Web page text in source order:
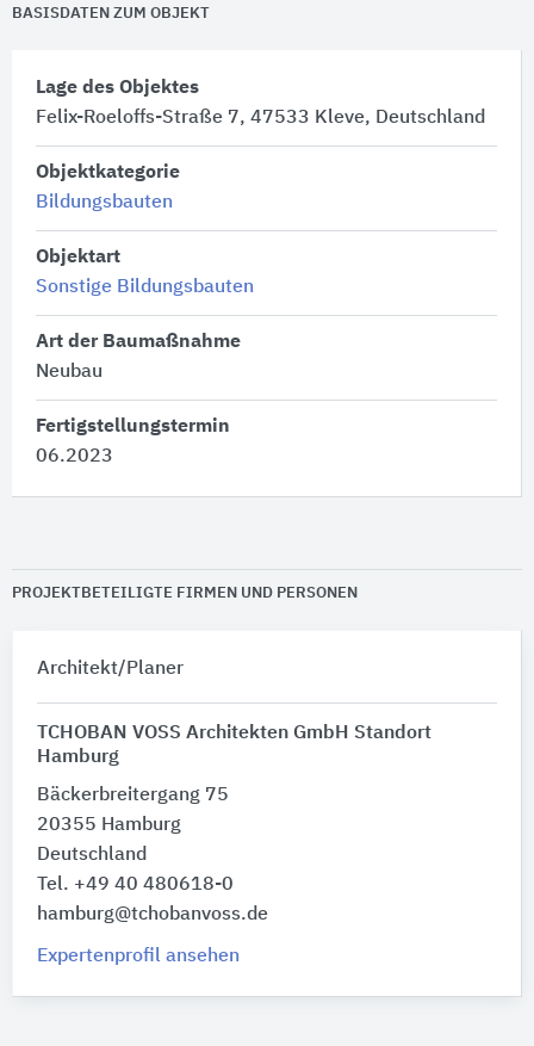
BASISDATEN ZUM OBJEKT
Lage des Objektes
Felix-Roeloffs-Straße 7, 47533 Kleve, Deutschland
Objektkategorie
Bildungsbauten
Objektart
Sonstige Bildungsbauten
Art der Baumaßnahme
Neubau
Fertigstellungstermin
06.2023
PROJEKTBETEILIGTE FIRMEN UND PERSONEN
Architekt/Planer
TCHOBAN VOSS Architekten GmbH Standort
Hamburg
Bäckerbreitergang 75
20355 Hamburg
Deutschland
Tel. +49 40 480618-0
hamburg@tchobanvoss.de
Expertenprofil ansehen